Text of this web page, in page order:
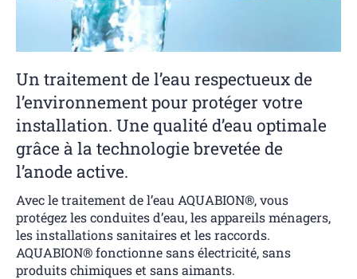
Un traitement de l’eau respectueux de
l’environnement pour protéger votre
installation. Une qualité d’eau optimale
grâce à la technologie brevetée de
l’anode active.
Avec le traitement de l’eau AQUABION®, vous
protégez les conduites d’eau, les appareils ménagers,
les installations sanitaires et les raccords.
AQUABION® fonctionne sans électricité, sans
produits chimiques et sans aimants.